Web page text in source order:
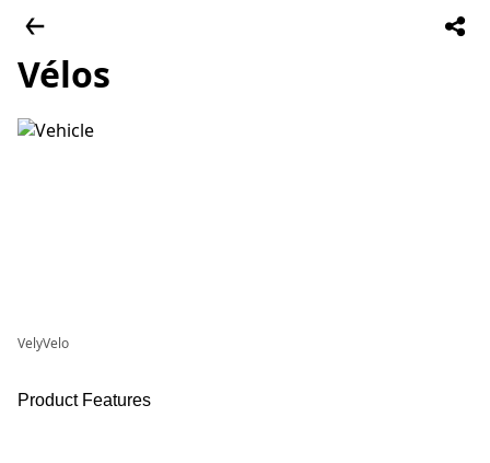
Vélos
VelyVelo
Product Features